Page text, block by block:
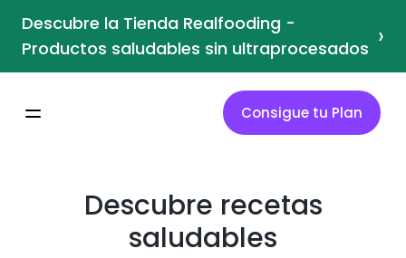
Descubre la Tienda Realfooding -
Productos saludables sin ultraprocesados ›
Consigue tu Plan
Descubre recetas
saludables